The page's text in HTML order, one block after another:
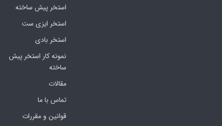
استخر پیش ساخته
استخر ایزی ست
استخر بادی
نمونه کار استخر پیش
ساخته
مقالات
تماس با ما
قوانین و مقررات